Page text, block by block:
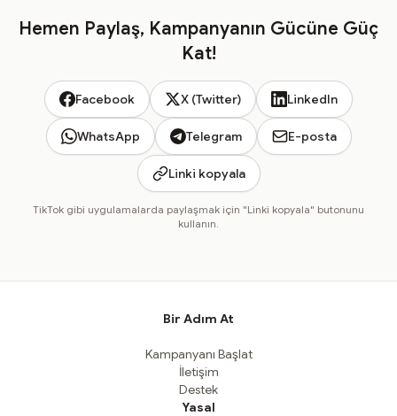
Hemen Paylaş, Kampanyanın Gücüne Güç
Kat!
Facebook X (Twitter) LinkedIn
WhatsApp Telegram E-posta
Linki kopyala
TikTok gibi uygulamalarda paylaşmak için "Linki kopyala" butonunu
kullanın.
Bir Adım At
Kampanyanı Başlat
İletişim
Destek
Yasal